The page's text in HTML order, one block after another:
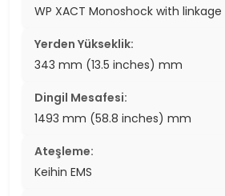
WP XACT Monoshock with linkage
Yerden Yükseklik:
343 mm (13.5 inches) mm
Dingil Mesafesi:
1493 mm (58.8 inches) mm
Ateşleme:
Keihin EMS